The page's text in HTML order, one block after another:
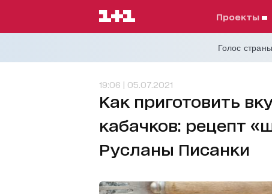
проекты
Голос
19:06 | 05.07.2021
Как приготовить
кабачков: рецепт
Русланы Писанки